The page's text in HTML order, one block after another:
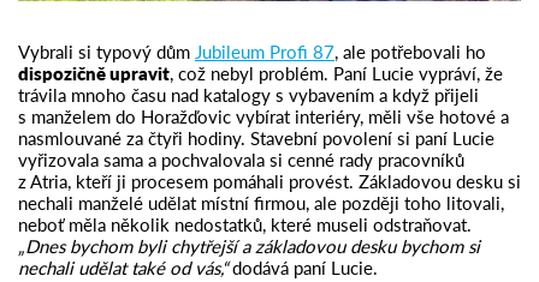
Vybrali si typový dům Jubileum Profi 87, ale potřebovali ho
dispozičně upravit, což nebyl problém. Paní Lucie vypráví, že
trávila mnoho času nad katalogy s vybavením a když přijeli
s manželem do Horažďovic vybírat interiéry, měli vše hotové a
nasmlouvané za čtyři hodiny. Stavební povolení si paní Lucie
vyřizovala sama a pochvalovala si cenné rady pracovníků
z Atria, kteří ji procesem pomáhali provést. Základovou desku si
nechali manželé udělat místní firmou, ale později toho litovali,
neboť měla několik nedostatků, které museli odstraňovat.
„Dnes bychom byli chytřejší a základovou desku bychom si
nechali udělat také od vás,“dodává paní Lucie.